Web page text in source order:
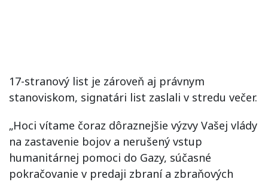
17-stranový list je zároveň aj právnym
stanoviskom, signatári list zaslali v stredu večer.
„Hoci vítame čoraz dôraznejšie výzvy Vašej vlády
na zastavenie bojov a nerušený vstup
humanitárnej pomoci do Gazy, súčasné
pokračovanie v predaji zbraní a zbraňových